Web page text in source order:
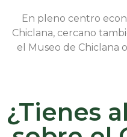
En pleno centro
Chiclana, cercano
el Museo de Chiclana
¿Tienes